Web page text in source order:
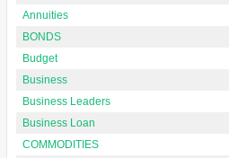
Annuities
BONDS
Budget
Business
Business Leaders
Business Loan
COMMODITIES